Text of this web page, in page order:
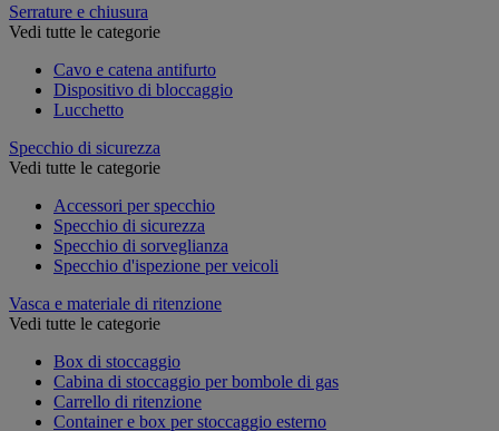
Serrature e chiusura
Vedi tutte le categorie
Cavo e catena antifurto
Dispositivo di bloccaggio
Lucchetto
Specchio di sicurezza
Vedi tutte le categorie
Accessori per specchio
Specchio di sicurezza
Specchio di sorveglianza
Specchio d'ispezione per veicoli
Vasca e materiale di ritenzione
Vedi tutte le categorie
Box di stoccaggio
Cabina di stoccaggio per bombole di gas
Carrello di ritenzione
Container e box per stoccaggio esterno